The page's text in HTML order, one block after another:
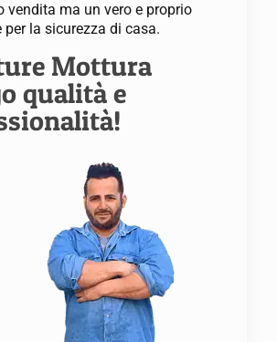
vendita ma un vero e proprio
per la sicurezza di casa.
Mottura
qualità e